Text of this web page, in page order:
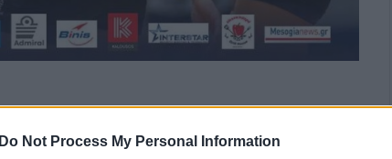
Do Not Process My Personal Information